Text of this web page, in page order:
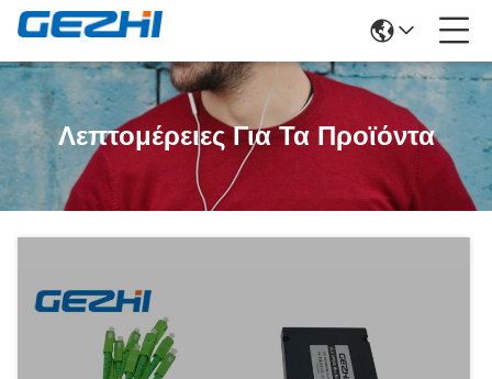
Λεπτομέρειες Για Τα Προϊόντα